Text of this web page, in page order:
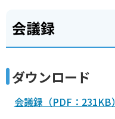
会議録
ダウンロード
会議録（PDF：231KB）